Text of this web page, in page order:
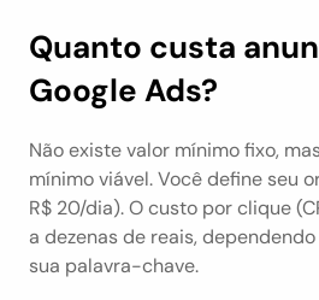
Quanto custa
Google Ads?
Não existe valor mínimo fixo,
mínimo viável. Você define seu
R$ 20/dia). O custo por clique
a dezenas de reais,
sua palavra-chave.